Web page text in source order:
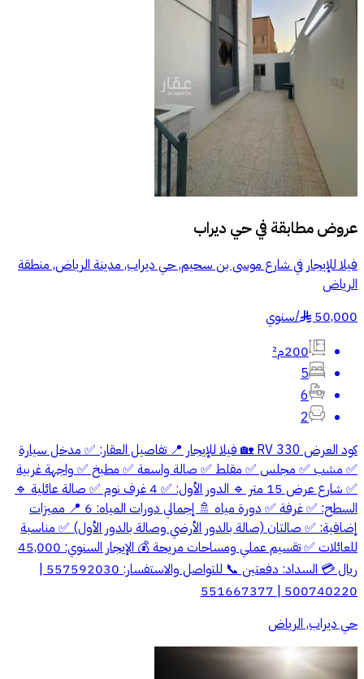
عروض مطابقة فيحي ديراب
فيلا للإيجار في شارع موسى بن سحيم, حي ديراب, مدينة الرياض, منطقة
الرياض
50,000
§
/سنوي
200م²
5
6
2
كود العرض RV 330 🏡 فيلا للإيجار 📍 تفاصيل العقار: ✅ مدخل سيارة
✅ مشب ✅ مجلس ✅ مقلط ✅ صالة واسعة ✅ مطبخ ✅ واجهة غربية
✅ شارع عرض 15 متر 🔹 الدور الأول: ✅ 4 غرف نوم ✅ صالة عائلية 🔹
السطح: ✅ غرفة ✅ دورة مياه 🚿 إجمالي دورات المياه: 6 📍 مميزات
إضافية: ✅ صالتان (صالة بالدور الأرضي وصالة بالدور الأول) ✅ مناسبة
للعائلات ✅ تقسيم عملي ومساحات مريحة 💰 الإيجار السنوي: 45,000
ريال 💳 السداد: دفعتين 📞 للتواصل والاستفسار: 557592030 |
500740220 | 551667377
حي ديراب, الرياض